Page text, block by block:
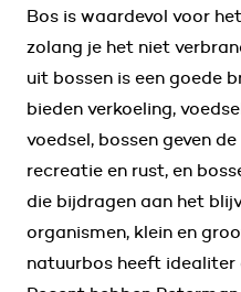
Bos is waardevol voor
zolang je het niet
uit bossen is een goede
bieden verkoeling,
voedsel, bossen geven
recreatie en rust, en
die bijdragen aan het
organismen, klein en
natuurbos heeft idealiter